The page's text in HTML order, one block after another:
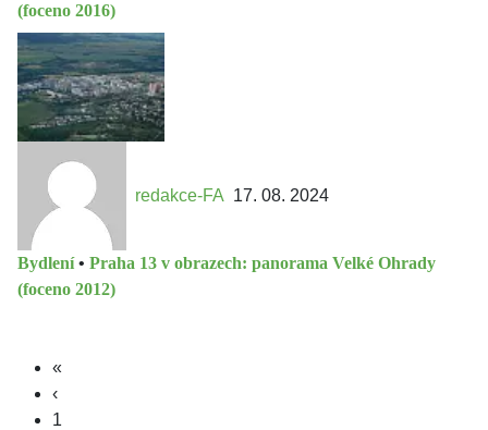
(foceno 2016)
redakce-FA 17. 08. 2024
Bydlení • Praha 13 v obrazech: panorama Velké Ohrady
(foceno 2012)
«
‹
1